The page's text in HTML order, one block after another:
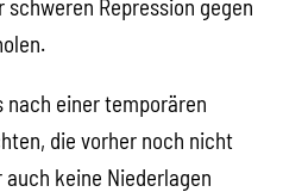
Repression gegen
nach einer temporären
die vorher noch nicht
keine Niederlagen